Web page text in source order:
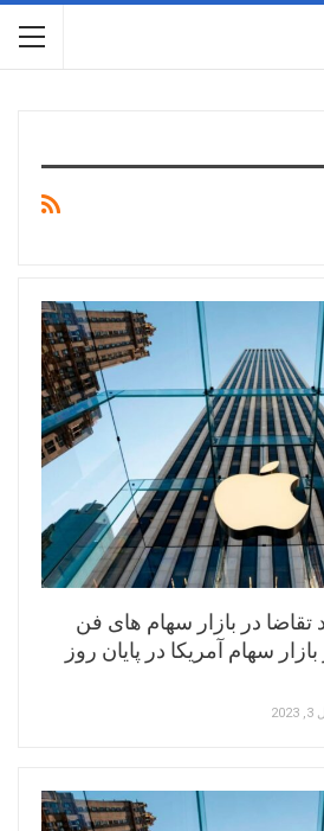
در بازار سهام های فن
سهام آمریکا در پایان روز